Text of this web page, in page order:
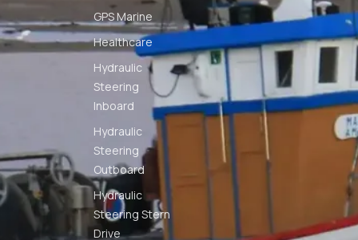
GPS Marine
Healthcare
Hydraulic
Steering
Inboard
Hydraulic
Steering
Outboard
Hydraulic
Steering Stern
Drive